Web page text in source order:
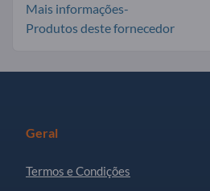
Mais informações-
Produtos deste fornecedor
Geral
Termos e Condições